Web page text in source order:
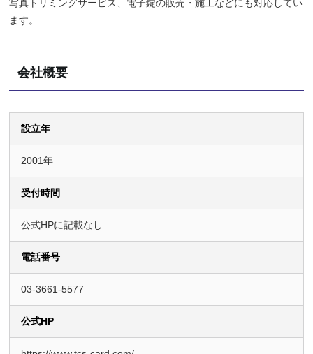
写真トリミングサービス、電子錠の販売・施工などにも対応してい
ます。
会社概要
設立年
2001年
受付時間
公式HPに記載なし
電話番号
03-3661-5577
公式HP